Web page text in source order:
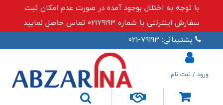
با توجه به اختلال بوجود آمده در صورت عدم امکان ثبت
سفارش اینترنتی با شماره ۰۲۱۷۹۱۹۳ تماس حاصل نمایید
پشتیبانی: ۷۹۱۹۳-۰۲۱
جستجو
ورود / ثبت نام